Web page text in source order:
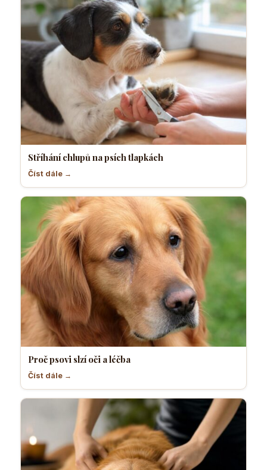
Stříhání chlupů na psích tlapkách
Číst dále →
Proč psovi slzí oči a léčba
Číst dále →